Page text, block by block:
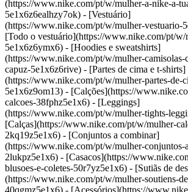
(https://www.nike.com/pt/w/mulher-a-nike-a-
5e1x6z6ealhzy7ok) - [Vestuário]
(https://www.nike.com/pt/w/mulher-vestuario-
[Todo o vestuário](https://www.nike.com/pt/w/
5e1x6z6ymx6) - [Hoodies e sweatshirts]
(https://www.nike.com/pt/w/mulher-camisolas-
capuz-5e1x6z6rive) - [Partes de cima e t-shirts]
(https://www.nike.com/pt/w/mulher-partes-de-
5e1x6z9om13) - [Calções](https://
calcoes-38fphz5e1x6) - [Leggings]
(https://www.nike.com/pt/w/mulher-tights-
[Calças](https://www.nike.com/pt/w/mulher-
2kq19z5e1x6) - [Conjuntos a combinar]
(https://www.nike.com/pt/w/mulher-conjuntos-
2lukpz5e1x6) - [Casacos](https://
blusoes-e-coletes-50r7yz5e1x6) - [Sutiãs de
(https://www.nike.com/pt/w/mulher-soutiens-
40qgmz5e1x6) - [Acessórios](https://